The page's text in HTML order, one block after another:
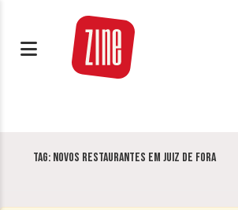
Tag: Novos restaurantes em Juiz de Fora